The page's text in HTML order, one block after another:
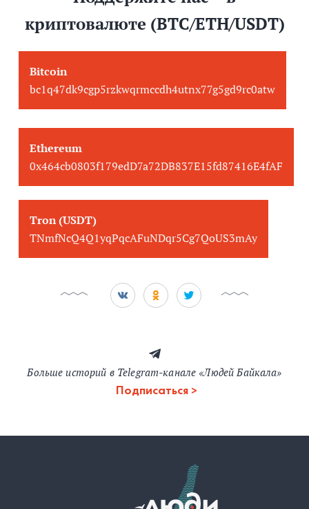
криптовалюте (BTC/ETH/USDT)
Bitcoin
bc1q47dk9cgp5rzkwqrmccdh4utnx77g5gd9rc0atw
Ethereum
0x464cb0803f179edD7a72DB837E15fd87416E4fAF
Tron (USDT)
TNmfNcQ4Q1yqPqcAFuNDqr5Cg7QoUS3mAy
Больше историй в Telegram-канале «Людей Байкала»
Подписаться